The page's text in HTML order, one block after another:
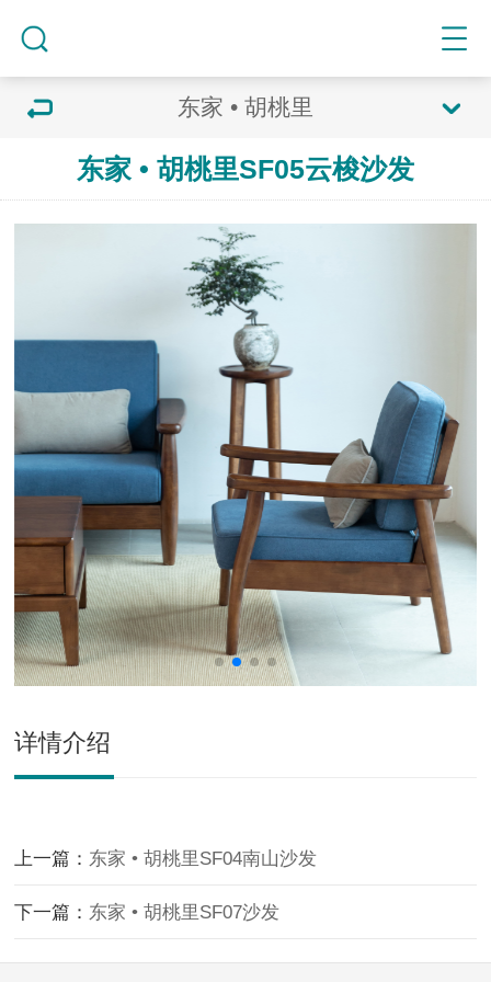
东家 • 胡桃里
东家 • 胡桃里SF05云梭沙发
详情介绍
上一篇： 东家 • 胡桃里SF04南山沙发
下一篇： 东家 • 胡桃里SF07沙发